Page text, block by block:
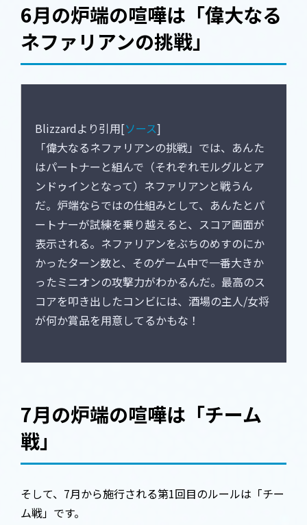
6月の炉端の喧嘩は「偉大なる
ネファリアンの挑戦」
Blizzardより引用[ソース]
「偉大なるネファリアンの挑戦」では、あんた
はパートナーと組んで（それぞれモルグルとア
ンドゥインとなって）ネファリアンと戦うん
だ。炉端ならではの仕組みとして、あんたとパ
ートナーが試練を乗り越えると、スコア画面が
表示される。ネファリアンをぶちのめすのにか
かったターン数と、そのゲーム中で一番大きか
ったミニオンの攻撃力がわかるんだ。最高のス
コアを叩き出したコンビには、酒場の主人/女将
が何か賞品を用意してるかもな！
7月の炉端の喧嘩は「チーム
戦」
そして、7月から施行される第1回目のルールは「チー
ム戦」です。